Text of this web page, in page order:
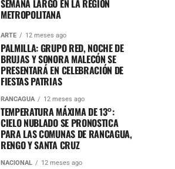
SEMANA LARGO EN LA REGIÓN
METROPOLITANA
ARTE 12 meses ago
PALMILLA: GRUPO RED, NOCHE DE
BRUJAS Y SONORA MALECÓN SE
PRESENTARÁ EN CELEBRACIÓN DE
FIESTAS PATRIAS
RANCAGUA 12 meses ago
TEMPERATURA MÁXIMA DE 13°:
CIELO NUBLADO SE PRONOSTICA
PARA LAS COMUNAS DE RANCAGUA,
RENGO Y SANTA CRUZ
NACIONAL 12 meses ago